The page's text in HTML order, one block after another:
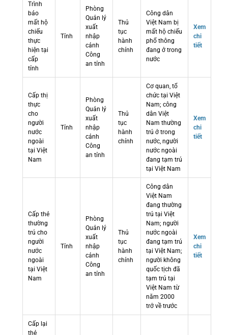
Trình
báo
mất hộ
chiếu
thực
hiện tại
cấp
tỉnh
Tỉnh
Phòng
Quản lý
xuất
nhập
cảnh
Công
an tỉnh
Thủ
tục
hành
chính
Công dân
Việt Nam bị
mất hộ chiếu
phổ thông
đang ở trong
nước
Xem
chi
tiết
Cấp thị
thực
cho
người
nước
ngoài
tại Việt
Nam
Tỉnh
Phòng
Quản lý
xuất
nhập
cảnh
Công
an tỉnh
Thủ
tục
hành
chính
Cơ quan, tổ
chức tại Việt
Nam; công
dân Việt
Nam thường
trú ở trong
nước, người
nước ngoài
đang tạm trú
tại Việt Nam
Xem
chi
tiết
Cấp thẻ
thường
trú cho
người
nước
ngoài
tại Việt
Nam
Tỉnh
Phòng
Quản lý
xuất
nhập
cảnh
Công
an tỉnh
Thủ
tục
hành
chính
Công dân
Việt Nam
đang thường
trú tại Việt
Nam; người
nước ngoài
đang tạm trú
tại Việt Nam;
người không
quốc tịch đã
tạm trú tại
Việt Nam từ
năm 2000
trở về trước
Xem
chi
tiết
Cấp lại
thẻ